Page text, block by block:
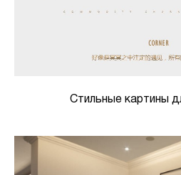
Стильные картины